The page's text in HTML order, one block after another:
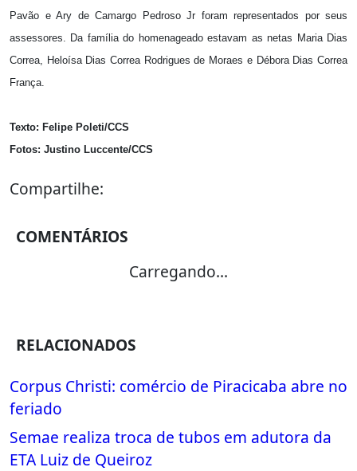
Pavão e Ary de Camargo Pedroso Jr foram representados por seus
assessores. Da família do homenageado estavam as netas Maria Dias
Correa, Heloísa Dias Correa Rodrigues de Moraes e Débora Dias Correa
França.
Texto: Felipe Poleti/CCS
Fotos: Justino Luccente/CCS
Compartilhe:
COMENTÁRIOS
Carregando...
RELACIONADOS
Corpus Christi: comércio de Piracicaba abre no
feriado
Semae realiza troca de tubos em adutora da
ETA Luiz de Queiroz